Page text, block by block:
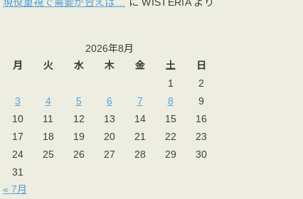
現役重視で需要が合えば… にWISTERIAより
2026年8月
月
火 水 木 金 土
日
1
2
3
4 5 6 7 8
9
10
11 12 13 14 15
16
17
18 19 20 21 22
23
24
25 26 27 28 29
30
31
« 7月